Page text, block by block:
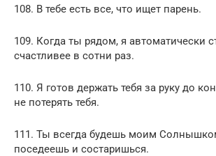
108. В тебе есть все, что ищет парень.
109. Когда ты рядом, я автоматически
счастливее в сотни раз.
110. Я готов держать тебя за руку до
не потерять тебя.
111. Ты всегда будешь моим
поседеешь и состаришься.